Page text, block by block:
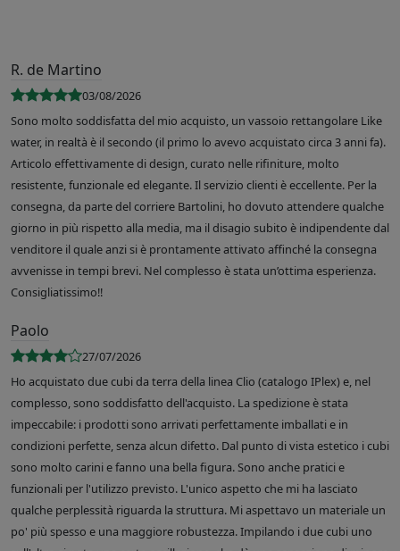
R. de Martino
03/08/2026
Sono molto soddisfatta del mio acquisto, un vassoio rettangolare Like
water, in realtà è il secondo (il primo lo avevo acquistato circa 3 anni fa).
Articolo effettivamente di design, curato nelle rifiniture, molto
resistente, funzionale ed elegante. Il servizio clienti è eccellente. Per la
consegna, da parte del corriere Bartolini, ho dovuto attendere qualche
giorno in più rispetto alla media, ma il disagio subito è indipendente dal
venditore il quale anzi si è prontamente attivato affinché la consegna
avvenisse in tempi brevi. Nel complesso è stata un’ottima esperienza.
Consigliatissimo!!
Paolo
27/07/2026
Ho acquistato due cubi da terra della linea Clio (catalogo IPlex) e, nel
complesso, sono soddisfatto dell'acquisto. La spedizione è stata
impeccabile: i prodotti sono arrivati perfettamente imballati e in
condizioni perfette, senza alcun difetto. Dal punto di vista estetico i cubi
sono molto carini e fanno una bella figura. Sono anche pratici e
funzionali per l'utilizzo previsto. L'unico aspetto che mi ha lasciato
qualche perplessità riguarda la struttura. Mi aspettavo un materiale un
po' più spesso e una maggiore robustezza. Impilando i due cubi uno